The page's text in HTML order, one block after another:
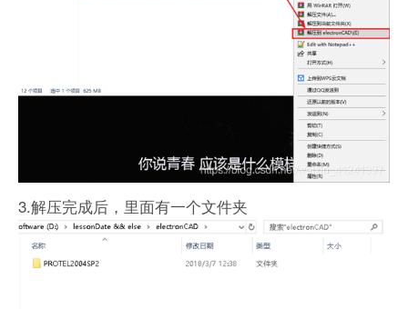
3.解压完成后，里面有一个文件夹